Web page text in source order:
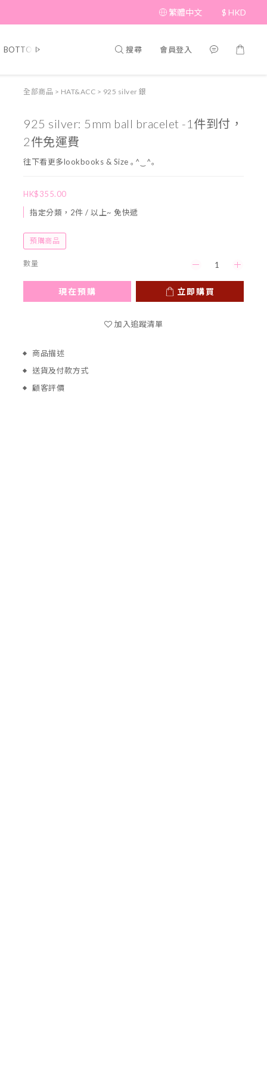
繁體中文 $ HKD
BOTTOM Beauty SHOES&BAG
搜尋 會員登入
全部商品 > HAT&ACC > 925 silver 銀
925 silver: 5mm ball bracelet -1件到付，
2件免運費
往下看更多lookbooks & Size ｡^‿^｡
HK$355.00
指定分類，2件 / 以上~ 免快遞
預購商品
數量
現在預購 立即購買
加入追蹤清單
商品描述
送貨及付款方式
顧客評價